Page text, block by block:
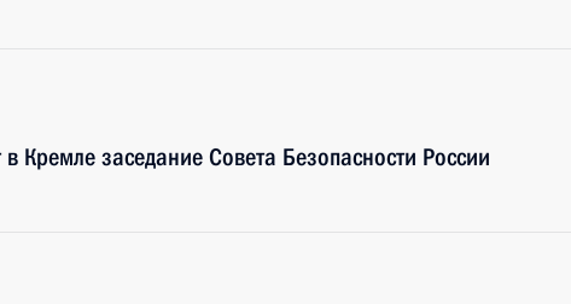
Кремле заседание Совета Безопасности России